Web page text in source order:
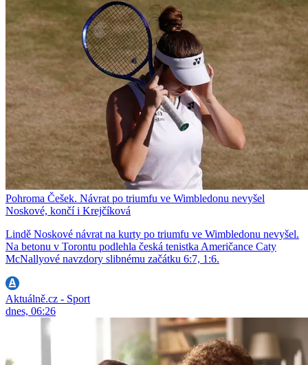
Pohroma Češek. Návrat po triumfu ve Wimbledonu nevyšel
Noskové, končí i Krejčíková
Lindě Noskové návrat na kurty po triumfu ve Wimbledonu nevyšel.
Na betonu v Torontu podlehla česká tenistka Američance Caty
McNallyové navzdory slibnému začátku 6:7, 1:6.
Aktuálně.cz - Sport
dnes, 06:26